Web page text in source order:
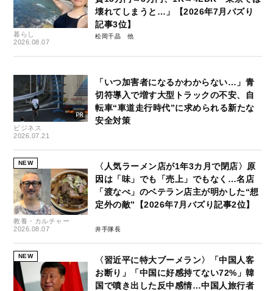
暮らし
2026.08.07
壊れてしまうと…」【2026年7月バズり
記事3位】
松岡千晶
ビジネス
2026.07.21
「いつ加害者になるかわからない…」青
切符導入で増す大型トラックの不安、自
転車“車道走行時代”に求められる新たな
安全対策
NEW
教養・カルチャー
2026.08.07
〈人気ラーメン店が1年3カ月で閉店〉原
因は「味」でも「売上」でもなく…名店
「渡なべ」のベテラン店主が明かした“想
定外の敵”【2026年7月バズり記事2位】
井手隊長
NEW
〈習近平に特大ブーメラン〉「中国人客
お断り」「中国に好感持てない72%」韓
国で噴き出した反中感情…中国人旅行者